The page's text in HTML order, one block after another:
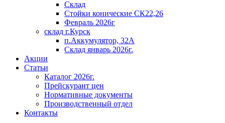
Склад
Стойки конические СК22,26
Февраль 2026г
склад г.Курск
п.Аккумулятор, 32А
Склад январь 2026г.
Акции
Статьи
Каталог 2026г.
Прейскурант цен
Нормативные документы
Производственный отдел
Контакты